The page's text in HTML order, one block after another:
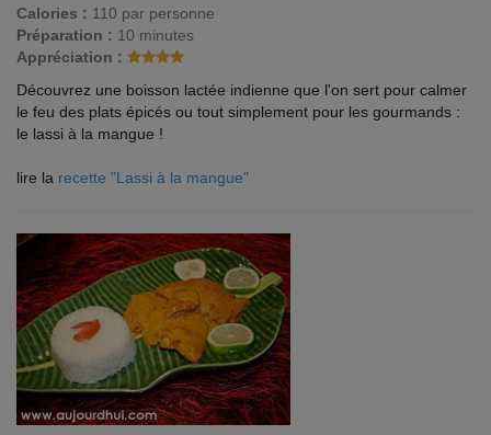
Calories : 110 par personne
Préparation : 10 minutes
Appréciation :
Découvrez une boisson lactée indienne que l'on sert pour calmer
le feu des plats épicés ou tout simplement pour les gourmands :
le lassi à la mangue !
lire la recette "Lassi à la mangue"